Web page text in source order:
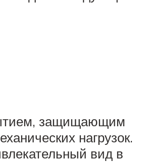
защищающим
нагрузок.
вид в